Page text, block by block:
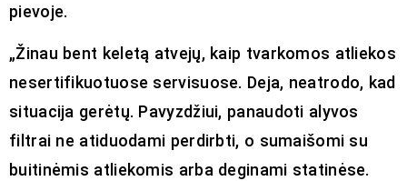
pievoje.
„Žinau bent keletą atvejų, kaip tvarkomos atliekos
nesertifikuotuose servisuose. Deja, neatrodo, kad
situacija gerėtų. Pavyzdžiui, panaudoti alyvos
filtrai ne atiduodami perdirbti, o sumaišomi su
buitinėmis atliekomis arba deginami statinėse.